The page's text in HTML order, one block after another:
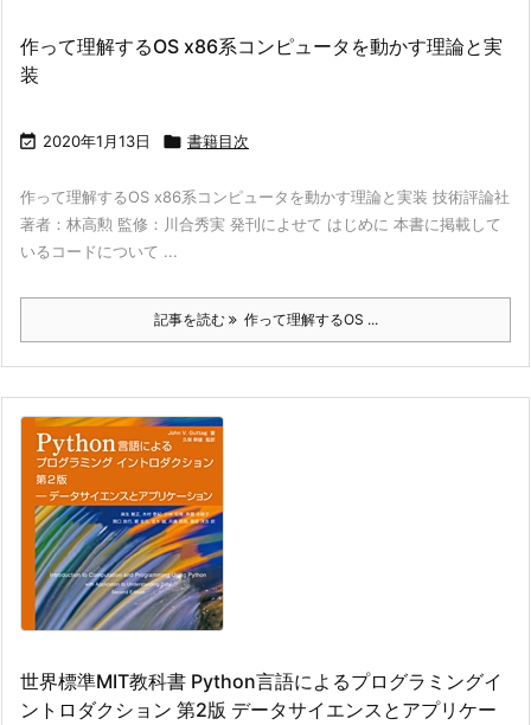
作って理解するOS x86系コンピュータを動かす理論と実
装
 2020年1月13日  書籍目次
作って理解するOS x86系コンピュータを動かす理論と実装 技術評論社
著者：林高勲 監修：川合秀実 発刊によせて はじめに 本書に掲載して
いるコードについて ...
記事を読む 作って理解するOS ...
世界標準MIT教科書 Python言語によるプログラミングイ
ントロダクション 第2版 データサイエンスとアプリケー